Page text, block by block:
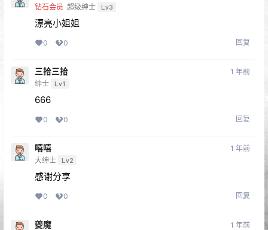
钻石会员 超级绅士 Lv3
漂亮小姐姐
0 0 回复
三拾三拾
绅士 Lv1
1 年前
666
0 0 回复
嘻嘻
大绅士 Lv2
1 年前
感谢分享
0 0 回复
夔魔 1 年前